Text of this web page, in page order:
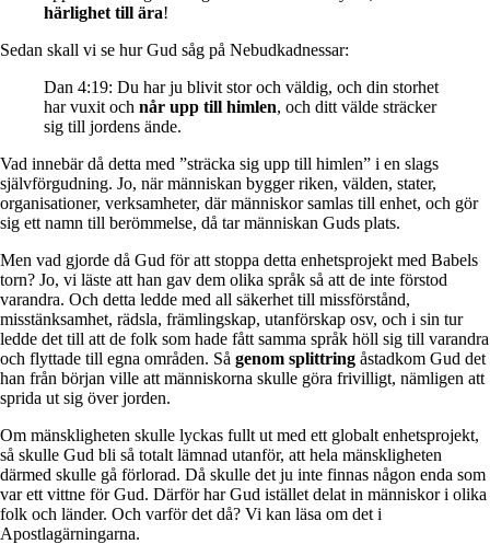
härlighet till ära!
Sedan skall vi se hur Gud såg på Nebudkadnessar:
Dan 4:19: Du har ju blivit stor och väldig, och din storhet
har vuxit och når upp till himlen, och ditt välde sträcker
sig till jordens ände.
Vad innebär då detta med ”sträcka sig upp till himlen” i en slags
självförgudning. Jo, när människan bygger riken, välden, stater,
organisationer, verksamheter, där människor samlas till enhet, och gör
sig ett namn till berömmelse, då tar människan Guds plats.
Men vad gjorde då Gud för att stoppa detta enhetsprojekt med Babels
torn? Jo, vi läste att han gav dem olika språk så att de inte förstod
varandra. Och detta ledde med all säkerhet till missförstånd,
misstänksamhet, rädsla, främlingskap, utanförskap osv, och i sin tur
ledde det till att de folk som hade fått samma språk höll sig till varandra
och flyttade till egna områden. Så genom splittring åstadkom Gud det
han från början ville att människorna skulle göra frivilligt, nämligen att
sprida ut sig över jorden.
Om mänskligheten skulle lyckas fullt ut med ett globalt enhetsprojekt,
så skulle Gud bli så totalt lämnad utanför, att hela mänskligheten
därmed skulle gå förlorad. Då skulle det ju inte finnas någon enda som
var ett vittne för Gud. Därför har Gud istället delat in människor i olika
folk och länder. Och varför det då? Vi kan läsa om det i
Apostlagärningarna.